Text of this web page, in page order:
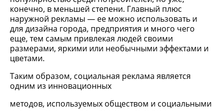
конечно, в меньшей степени. Главный плюс
наружной рекламы — ее можно использовать и
для дизайна города, предприятия и много чего
еще, тем самым привлекая людей своими
размерами, яркими или необычными эффектами и
цветами.
Таким образом, социальная реклама является
одним из инновационных
методов, используемых обществом и социальными